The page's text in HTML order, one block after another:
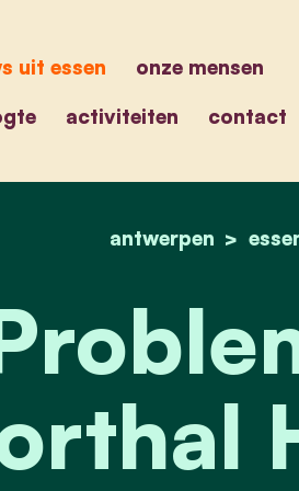
uit essen
onze mensen
activiteiten contact
antwerpen